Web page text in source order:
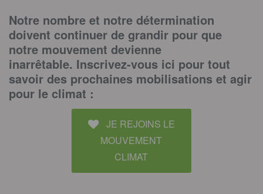
Notre nombre et notre détermination
doivent continuer de grandir pour que
notre mouvement devienne
inarrêtable. Inscrivez-vous ici pour tout
savoir des prochaines mobilisations et agir
pour le climat :
JE REJOINS LE
MOUVEMENT
CLIMAT